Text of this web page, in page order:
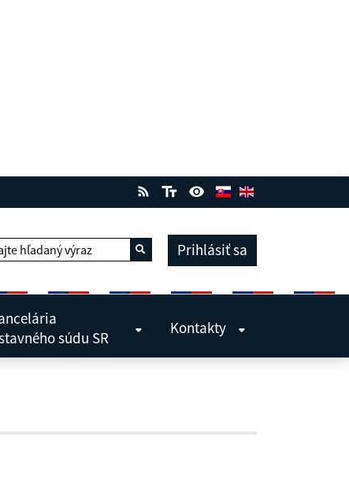
hľadaný výraz Vyhľadať Prihlásiť sa
súdu SR
Kontakty